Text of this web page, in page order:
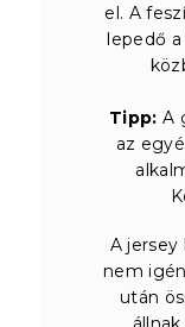
el. A
lepedő
Tipp: A
az
A
nem
után